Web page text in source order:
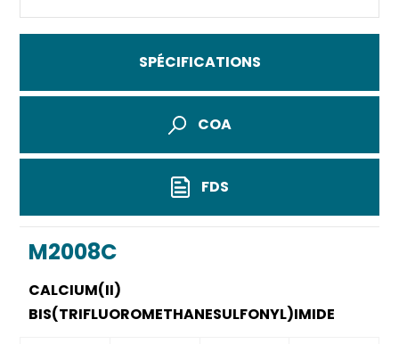
SPÉCIFICATIONS
COA
FDS
M2008C
CALCIUM(II)
BIS(TRIFLUOROMETHANESULFONYL)IMIDE